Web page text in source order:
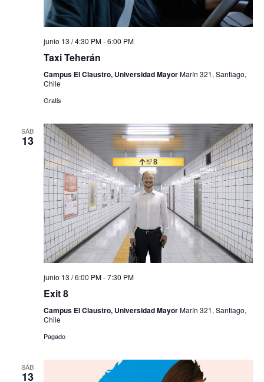
junio 13 / 4:30 PM-6:00 PM
Taxi Teherán
Campus El Claustro, Universidad MayorMarín 321, Santiago,
Chile
Gratis
SÁB
13
junio 13 / 6:00 PM-7:30 PM
Exit 8
Campus El Claustro, Universidad MayorMarín 321, Santiago,
Chile
Pagado
SÁB
13